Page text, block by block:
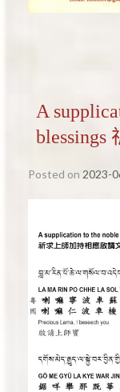
A
blessings
Posted on 2023-